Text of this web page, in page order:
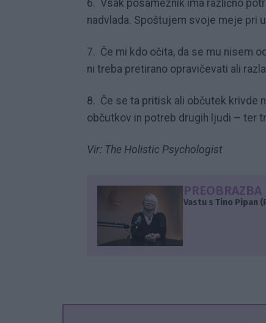
6. Vsak posameznik ima različno
nadvlada. Spoštujem svoje meje pri
7. Če mi kdo očita, da se mu nisem
ni treba pretirano opravičevati ali
8. Če se ta pritisk ali občutek krivde
občutkov in potreb drugih ljudi – ter
Vir: The Holistic Psychologist
Vastu s Tino Pipan